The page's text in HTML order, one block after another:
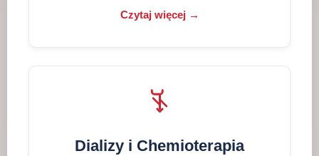
Czytaj więcej →
Dializy i Chemioterapia